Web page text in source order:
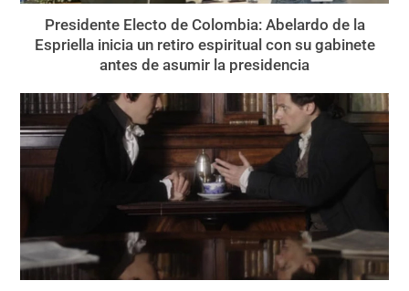
Presidente Electo de Colombia: Abelardo de la
Espriella inicia un retiro espiritual con su gabinete
antes de asumir la presidencia